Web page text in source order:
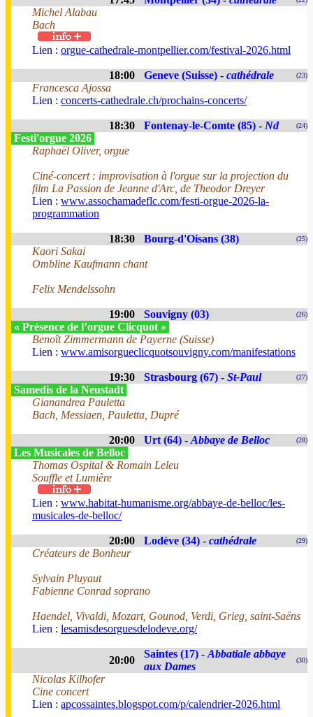
Michel Alabau
Bach
Lien : orgue-cathedrale-montpellier.com/festival-2026.html
18:00 Geneve (Suisse) - cathédrale (23)
Francesca Ajossa
Lien : concerts-cathedrale.ch/prochains-concerts/
18:30 Fontenay-le-Comte (85) - Nd (24)
Festi'orgue 2026
Raphaël Oliver, orgue
Ciné-concert : improvisation à l'orgue sur la projection du
film La Passion de Jeanne d'Arc, de Theodor Dreyer
Lien : www.assochamadeflc.com/festi-orgue-2026-la-
programmation
18:30 Bourg-d'Oisans (38) (25)
Kaori Sakai
Ombline Kaufmann chant
Felix Mendelssohn
19:00 Souvigny (03) (26)
« Présence de l’orgue Clicquot »
Benoît Zimmermann de Payerne (Suisse)
Lien : www.amisorgueclicquotsouvigny.com/manifestations
19:30 Strasbourg (67) - St-Paul (27)
Samedis de la Neustadt
Gianandrea Pauletta
Bach, Messiaen, Pauletta, Dupré
20:00 Urt (64) - Abbaye de Belloc (28)
Les Musicales de Belloc
Thomas Ospital & Romain Leleu
Souffle et Lumière
Lien : www.habitat-humanisme.org/abbaye-de-belloc/les-
musicales-de-belloc/
20:00 Lodève (34) - cathédrale (29)
Créateurs de Bonheur
Sylvain Pluyaut
Fabienne Conrad soprano
Haendel, Vivaldi, Mozart, Gounod, Verdi, Grieg, saint-Saëns
Lien : lesamisdesorguesdelodeve.org/
20:00
Saintes (17) - Abbatiale abbaye
aux Dames
(30)
Nicolas Kilhofer
Cine concert
Lien : apcossaintes.blogspot.com/p/calendrier-2026.html